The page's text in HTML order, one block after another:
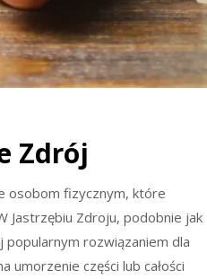
Zdrój
osobom fizycznym, które
Jastrzębiu Zdroju, podobnie jak
popularnym rozwiązaniem dla
części lub całości